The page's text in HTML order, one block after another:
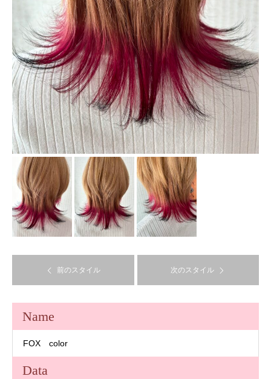
前のスタイル 次のスタイル
Name
FOX color
Data